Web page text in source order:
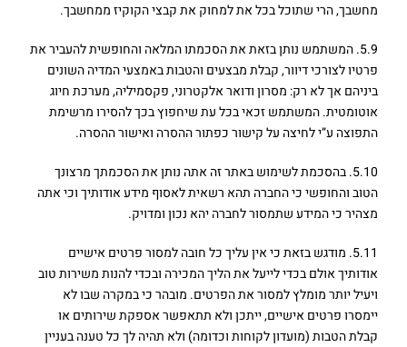
מחשבך, הרי שתוכל בכל את למחוק את קבצי הקוקיז ממחשבך.
5.9. המשתמש נותן בזאת את הסכמתו המלאה והחופשית להעביר את
פרטיו לצורכי דיוור, קבלת מבצעים והטבות באמצעי המדיה השונים
ביניהם אך לא רק: מסרון ודואר אלקטרוני, פקסמיליה, מערכת חיוג
אוטומטית. המשתמש זכאי בכל עת שיחפוץ בכך להסירו מרשימת
התפוצה ע”י לחיצה על קישור כפתור ההסרה ואישור ההסרה.
5.10. בהסכמת לשימוש באתר זה אתה נותן את הסכמתך מרצונך
הטוב והחופשי כי החברה תהא רשאית לאסוף מידע אודותיך וכי אתה
מצהיר כי המידע שתמסור לחברה יהא נכון ומדויק.
5.11. מודגש בזאת כי אין עליך כל חובה למסור פרטים אישיים
אודותיך אולם בכדי לייעל את הליך המכירה ובכדי להנות משירות טוב
ויעיל יותר מומלץ למסור את הפרטים. מובהר כי במקרה שבו לא
יימסרו פרטים אישיים, ייתכן ולא תתאפשר אספקת שירותים או
קבלת הטבות (מועדון לקוחות וכדומה) ולא תהיה לך כל טענה בעניין